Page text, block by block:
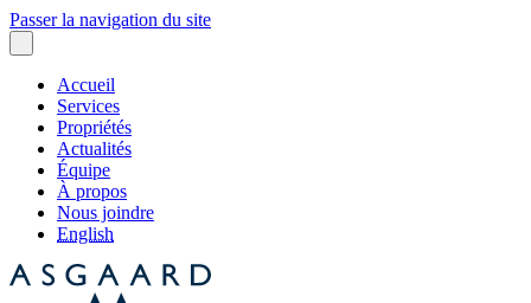
Passer la navigation du site
Accueil
Services
Propriétés
Actualités
Équipe
À propos
Nous joindre
English